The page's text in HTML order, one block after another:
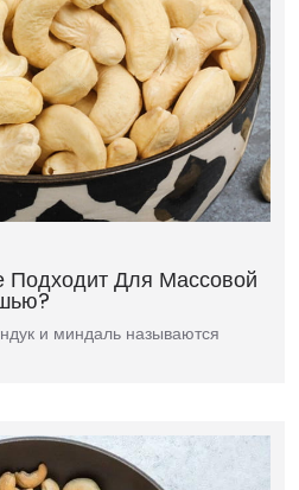
Подходит Для Массовой
и миндаль называются